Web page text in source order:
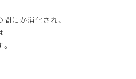
にか消化され、